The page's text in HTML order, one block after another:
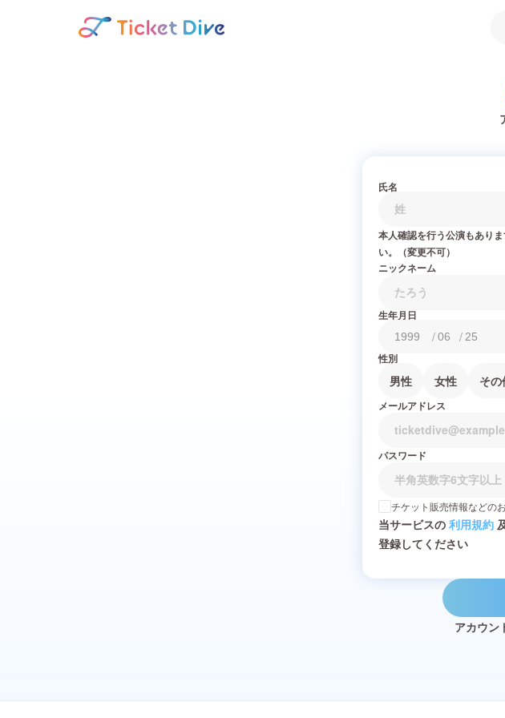
氏名
本人確認を行う公演もあり
い。（変更不可）
ニックネーム
生年月日
/ /
性別
男性 女性 その
メールアドレス
パスワード
チケット販売情報などの
当サービスの 利用規約
登録してください
アカウン